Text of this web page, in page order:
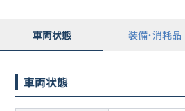
車両状態 装備・消耗品
車両状態